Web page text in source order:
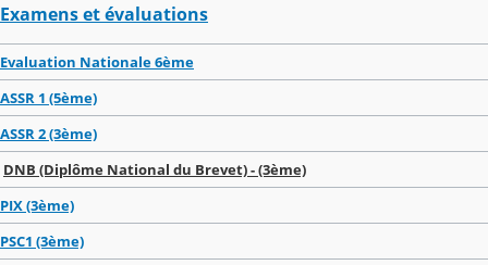
Examens et évaluations
Evaluation Nationale 6ème
ASSR 1 (5ème)
ASSR 2 (3ème)
DNB (Diplôme National du Brevet) - (3ème)
PIX (3ème)
PSC1 (3ème)